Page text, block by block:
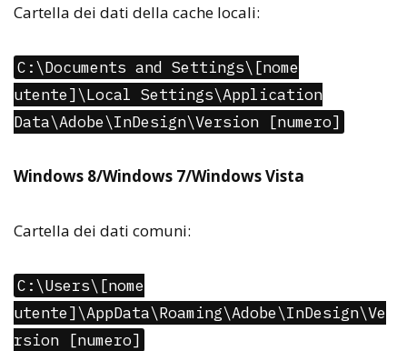
Cartella dei dati della cache locali:
C:\Documents and Settings\[nome
utente]\Local Settings\Application
Data\Adobe\InDesign\Version [numero]
Windows 8/Windows 7/Windows Vista
Cartella dei dati comuni:
C:\Users\[nome
utente]\AppData\Roaming\Adobe\InDesign\Ve
rsion [numero]